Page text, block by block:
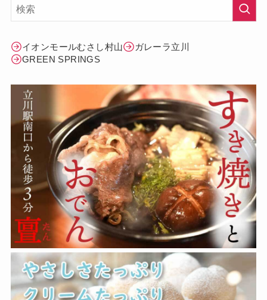
イオンモールむさし村山
ガレーラ立川
GREEN SPRINGS